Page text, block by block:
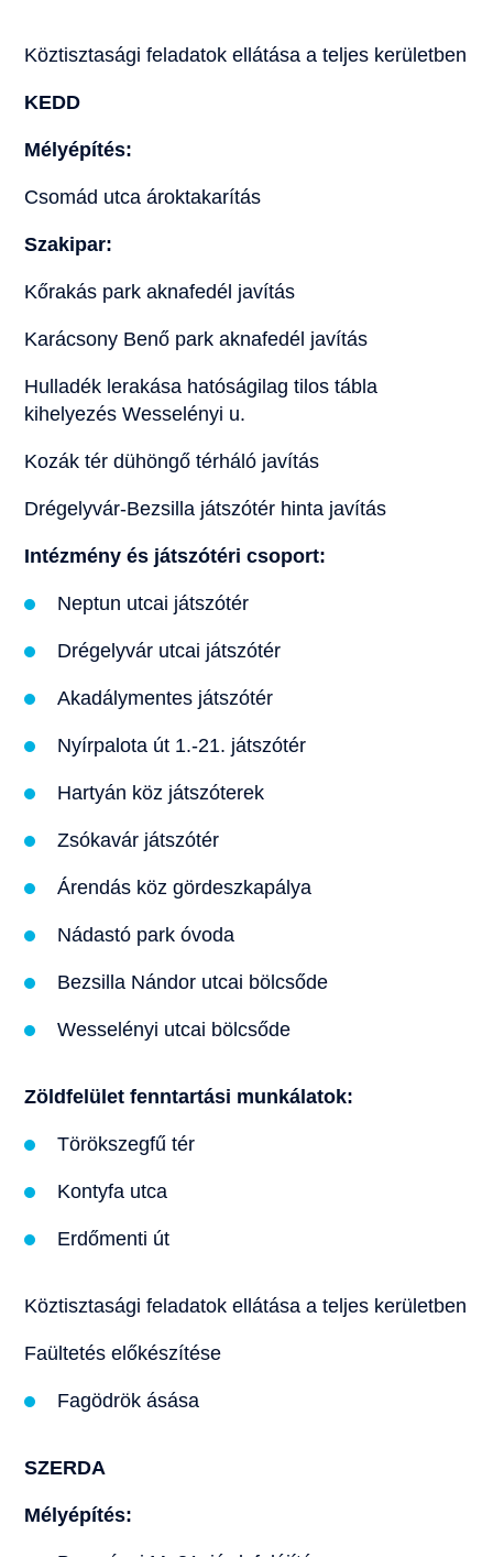
Köztisztasági feladatok ellátása a teljes kerületben
KEDD
Mélyépítés:
Csomád utca ároktakarítás
Szakipar:
Kőrakás park aknafedél javítás
Karácsony Benő park aknafedél javítás
Hulladék lerakása hatóságilag tilos tábla
kihelyezés Wesselényi u.
Kozák tér dühöngő térháló javítás
Drégelyvár-Bezsilla játszótér hinta javítás
Intézmény és játszótéri csoport:
Neptun utcai játszótér
Drégelyvár utcai játszótér
Akadálymentes játszótér
Nyírpalota út 1.-21. játszótér
Hartyán köz játszóterek
Zsókavár játszótér
Árendás köz gördeszkapálya
Nádastó park óvoda
Bezsilla Nándor utcai bölcsőde
Wesselényi utcai bölcsőde
Zöldfelület fenntartási munkálatok:
Törökszegfű tér
Kontyfa utca
Erdőmenti út
Köztisztasági feladatok ellátása a teljes kerületben
Faültetés előkészítése
Fagödrök ásása
SZERDA
Mélyépítés: